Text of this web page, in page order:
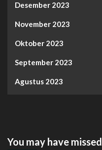
Desember 2023
November 2023
Oktober 2023
September 2023
Agustus 2023
You may have missed